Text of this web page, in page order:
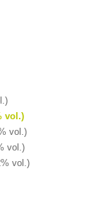
vol.)
vol.)
vol.)
vol.)